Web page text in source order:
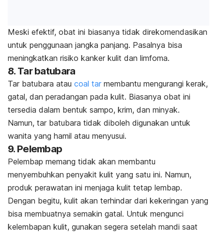
Meski efektif, obat ini biasanya tidak direkomendasikan
untuk penggunaan jangka panjang. Pasalnya bisa
meningkatkan risiko kanker kulit dan limfoma.
8. Tar batubara
Tar batubara atau coal tar membantu mengurangi kerak,
gatal, dan peradangan pada kulit. Biasanya obat ini
tersedia dalam bentuk sampo, krim, dan minyak.
Namun, tar batubara tidak diboleh digunakan untuk
wanita yang hamil atau menyusui.
9. Pelembap
Pelembap memang tidak akan membantu
menyembuhkan penyakit kulit yang satu ini. Namun,
produk perawatan ini menjaga kulit tetap lembap.
Dengan begitu, kulit akan terhindar dari kekeringan yang
bisa membuatnya semakin gatal. Untuk mengunci
kelembapan kulit, gunakan segera setelah mandi saat